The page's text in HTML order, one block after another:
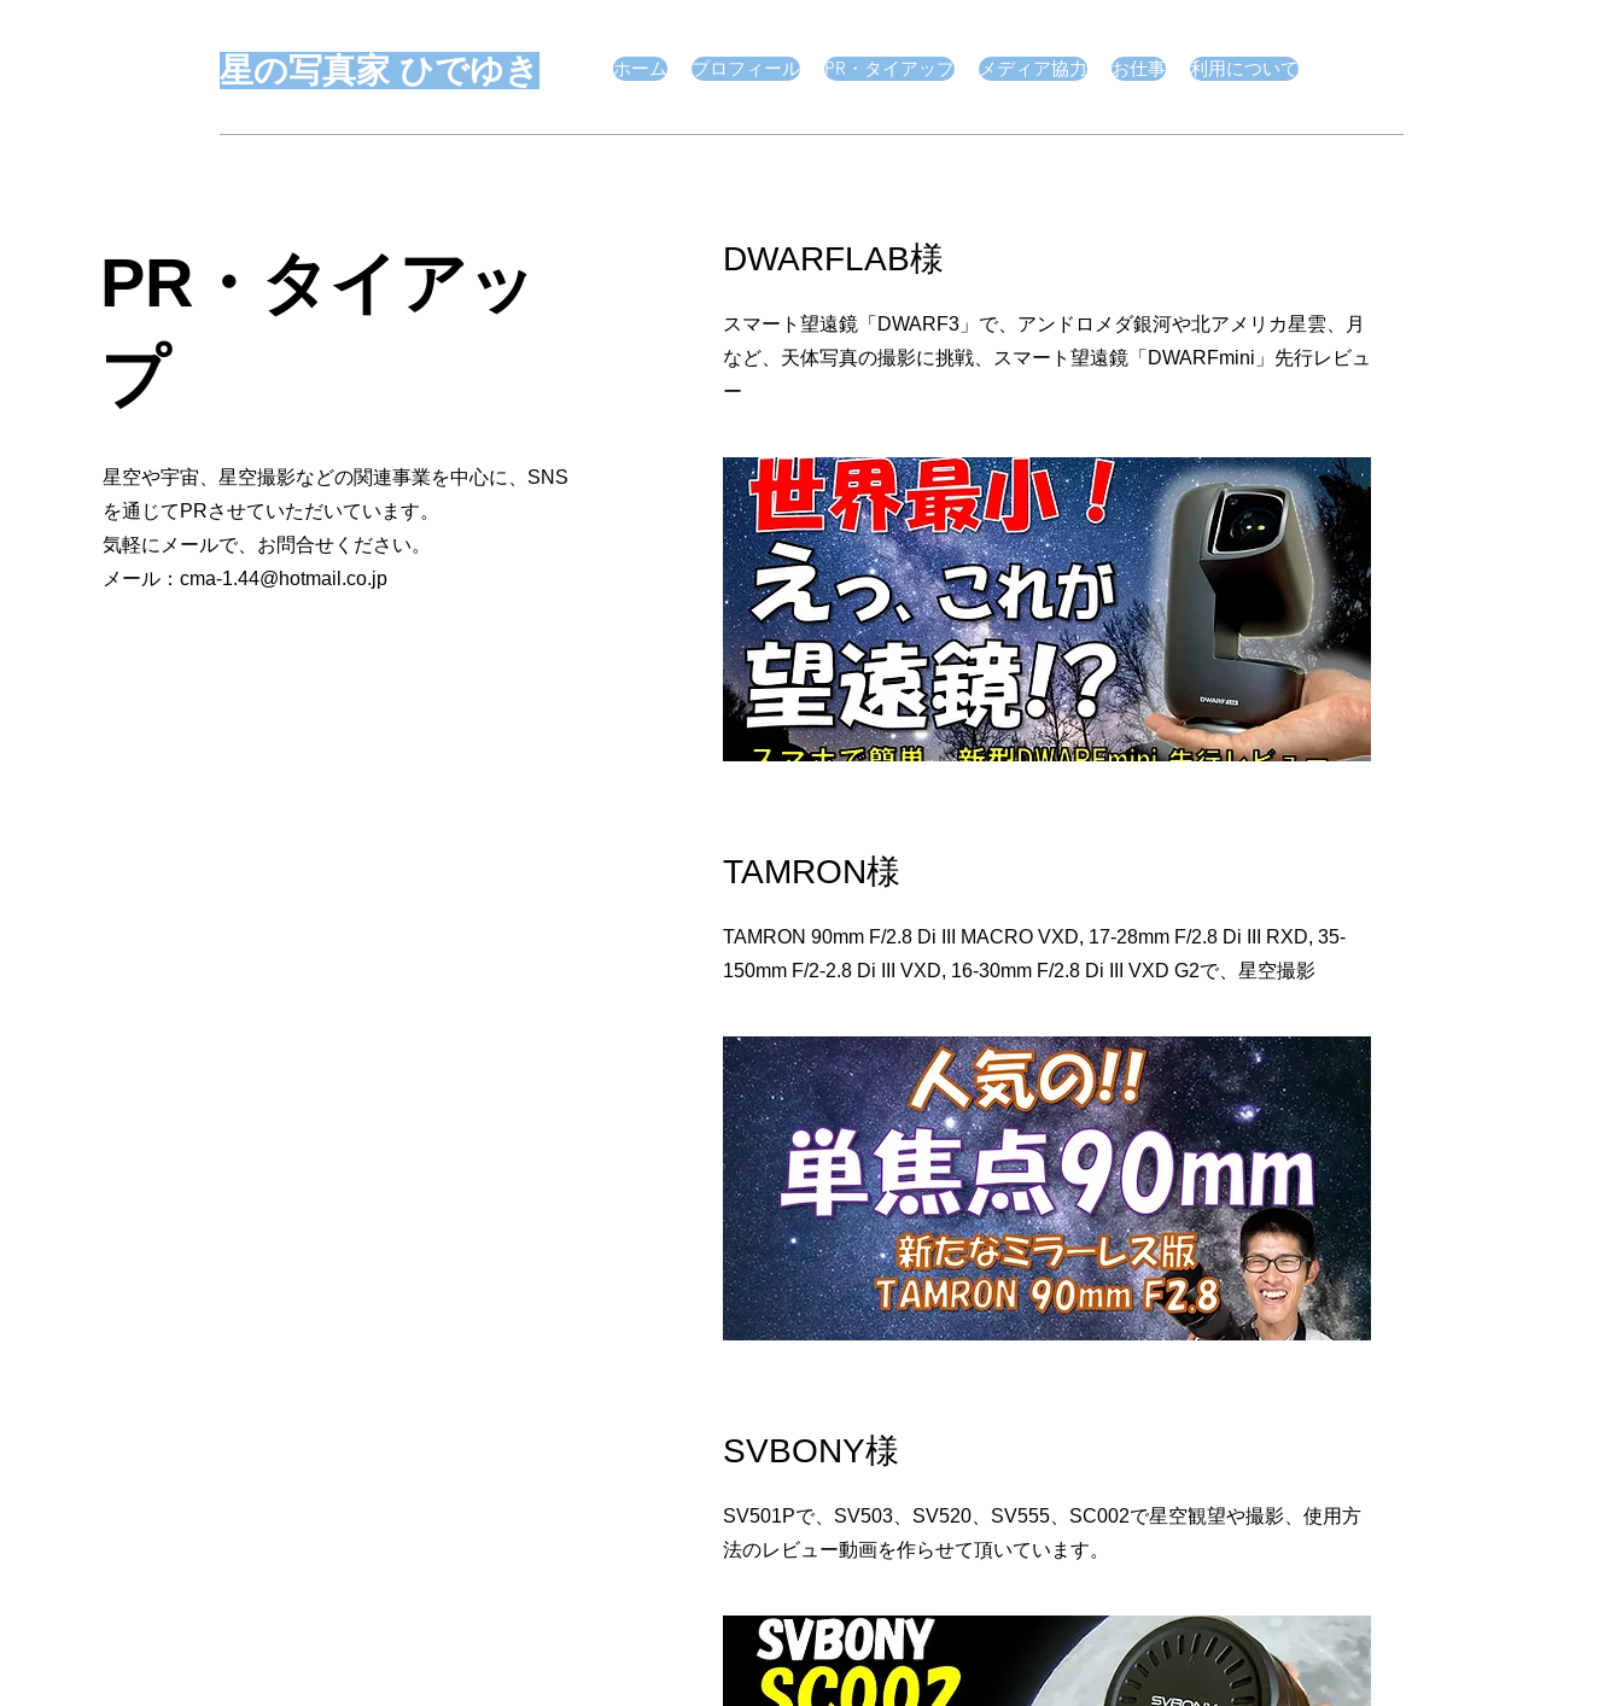
星の写真家 ひでゆき ホーム プロフィール PR・タイアップ メディア協力 お仕事 利用について
PR・タイアッ
プ
​星空や宇宙、星空撮影などの関連事業を中心に、SNS
を通じてPRさせていただいています。
気軽にメールで、お問合せください。
メール： cma-1.44@hotmail.co.jp
DWARFLAB様
スマート望遠鏡「DWARF3」で、アンドロメダ銀河や北アメリカ星雲、月
など、天体写真の撮影に挑戦、 スマート望遠鏡 「DWARFmini」先行レビュ
ー
TAMRON様
TAMRON 90mm F/2.8 Di III MACRO VXD, 17-28mm F/2.8 Di III RXD, 35-
150mm F/2-2.8 Di III VXD, 16-30mm F/2.8 Di III VXD G2で、星空撮影
SVBONY様
SV501Pで、SV503、SV520、SV555、SC002で星空観望や撮影、使用方
法のレビュー動画を作らせて頂いています。